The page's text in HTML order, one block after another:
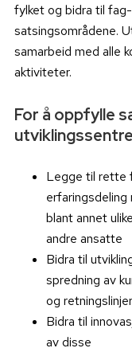
fylket og bidra til
satsingsområdene.
samarbeid med alle
aktiviteter.
For å oppfylle
Legge til rette
erfaringsdeling
blant annet
andre ansatte
Bidra til
spredning av
og
Bidra til
av disse